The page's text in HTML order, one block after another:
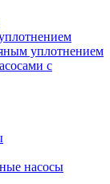
уплотнением
с
насосы